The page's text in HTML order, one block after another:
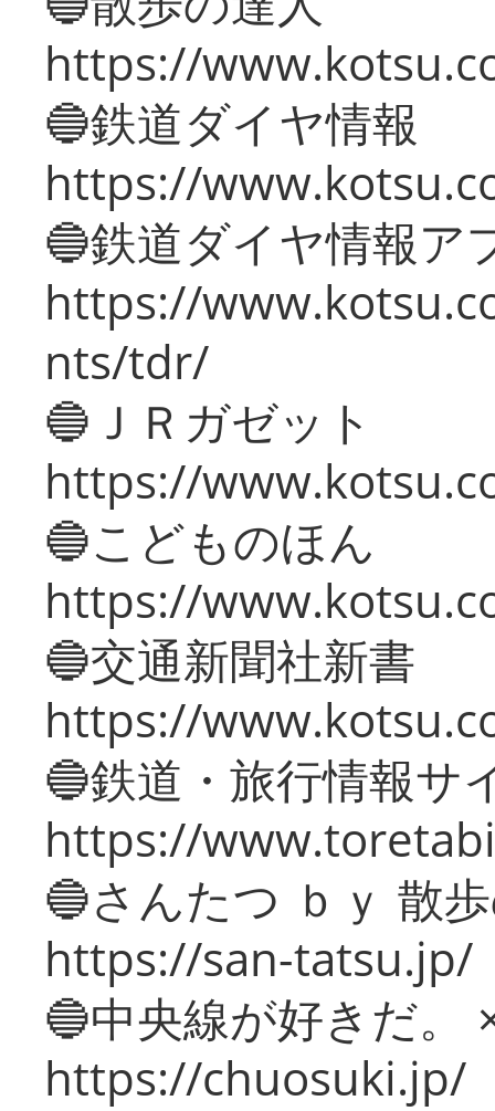
https://
🔵鉄道ダイヤ情報
https://
🔵鉄道ダイヤ情報ア
https://
nts/tdr/
🔵ＪＲガゼット
https://
🔵こどものほん
https://
🔵交通新聞社新書
https://
🔵鉄道・旅行情報サ
https://
🔵さんたつ ｂｙ 散
https://san-tatsu.jp/
🔵中央線が好きだ。
https://chuosuki.jp/